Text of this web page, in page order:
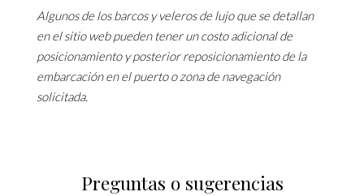
Algunos de los barcos y veleros de lujo que se detallan
en el sitio web pueden tener un costo adicional de
posicionamiento y posterior reposicionamiento de la
embarcación en el puerto o zona de navegación
solicitada.
Preguntas o sugerencias